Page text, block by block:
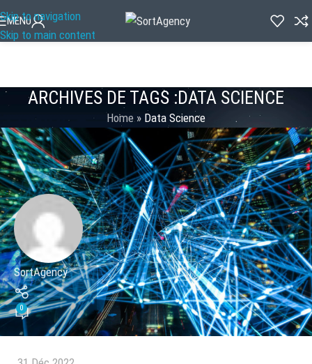
Skip to navigation
Skip to main content
MENU
ARCHIVES DE TAGS :DATA SCIENCE
Home» Data Science
SortAgency
0